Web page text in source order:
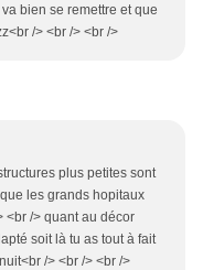
bien se remettre et que
/> <br /> <br />
plus petites sont
les grands hopitaux
<br /> quant au décor
soit là tu as tout à fait
/> <br /> <br />